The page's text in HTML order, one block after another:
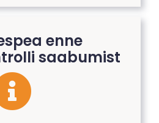
enne
saabumist